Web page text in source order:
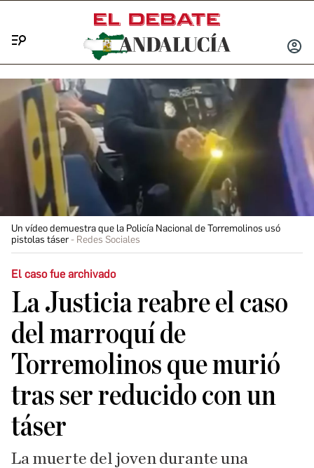
INICIAR
Un vídeo demuestra que la Policía Nacional de Torremolinos usó
pistolas táser
Redes Sociales
El caso fue archivado
La Justicia reabre el caso
del marroquí de
Torremolinos que murió
tras ser reducido con un
táser
La muerte del joven durante una